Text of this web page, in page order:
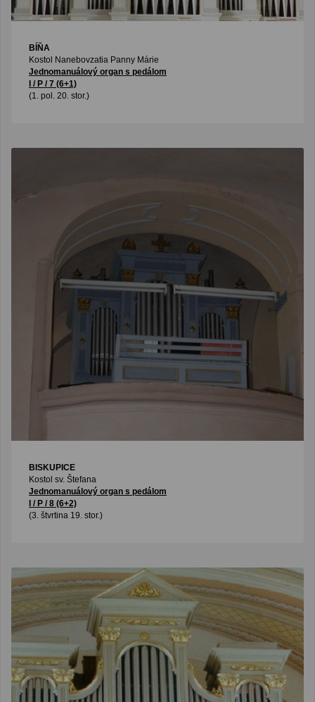
BÍŇA
Kostol Nanebovzatia Panny Márie
Jednomanuálový organ s pedálom
I / P / 7 (6+1)
(1. pol. 20. stor.)
BISKUPICE
Kostol sv. Štefana
Jednomanuálový organ s pedálom
I / P / 8 (6+2)
(3. štvrtina 19. stor.)